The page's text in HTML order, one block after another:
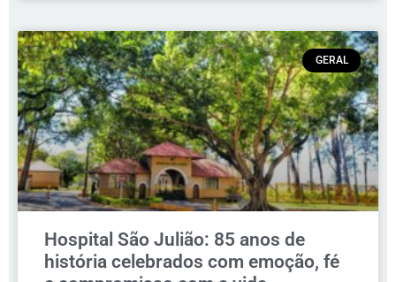
GERAL
Hospital São Julião: 85 anos de
história celebrados com emoção, fé